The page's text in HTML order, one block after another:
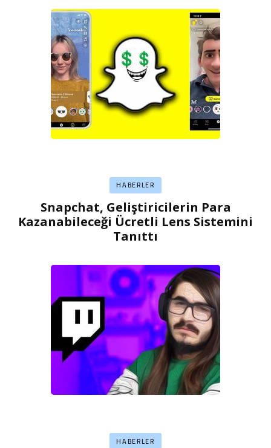
HABERLER
Snapchat, Geliştiricilerin Para
Kazanabileceği Ücretli Lens Sistemini
Tanıttı
HABERLER